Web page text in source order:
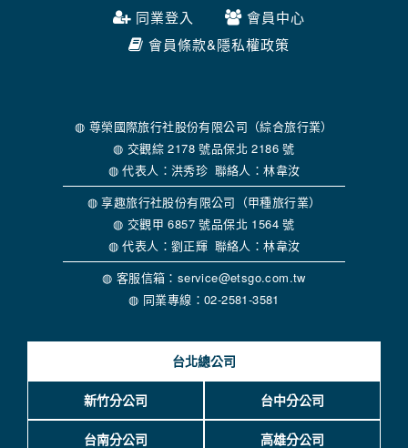
同業登入
會員中心
會員條款&隱私權政策
◍ 尊榮國際旅行社股份有限公司（綜合旅行業）
◍ 交觀綜 2178 號品保北 2186 號
◍ 代表人：洪秀珍 聯絡人：林韋汝
◍ 享趣旅行社股份有限公司（甲種旅行業）
◍ 交觀甲 6857 號品保北 1564 號
◍ 代表人：劉正輝 聯絡人：林韋汝
◍ 客服信箱：service@etsgo.com.tw
◍ 同業專線：02-2581-3581
台北總公司
新竹分公司 台中分公司
台南分公司 高雄分公司